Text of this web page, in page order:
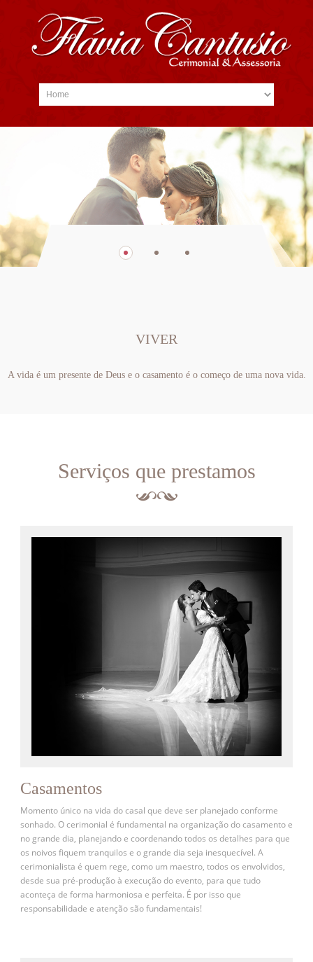
VIVER
A vida é um presente de Deus e o casamento é o começo de uma nova vida.
Serviços que prestamos
Casamentos
Momento único na vida do casal que deve ser planejado conforme
sonhado. O cerimonial é fundamental na organização do casamento e
no grande dia, planejando e coordenando todos os detalhes para que
os noivos fiquem tranquilos e o grande dia seja inesquecível. A
cerimonialista é quem rege, como um maestro, todos os envolvidos,
desde sua pré-produção à execução do evento, para que tudo
aconteça de forma harmoniosa e perfeita. É por isso que
responsabilidade e atenção são fundamentais!